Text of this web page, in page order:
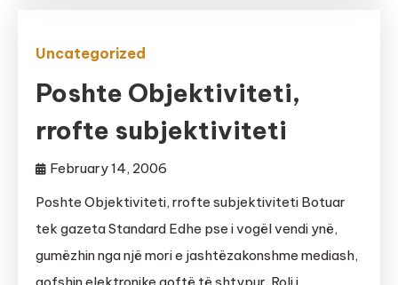
Uncategorized
Poshte Objektiviteti,
rrofte subjektiviteti
February 14, 2006
Poshte Objektiviteti, rrofte subjektiviteti Botuar
tek gazeta Standard Edhe pse i vogël vendi ynë,
gumëzhin nga një mori e jashtëzakonshme mediash,